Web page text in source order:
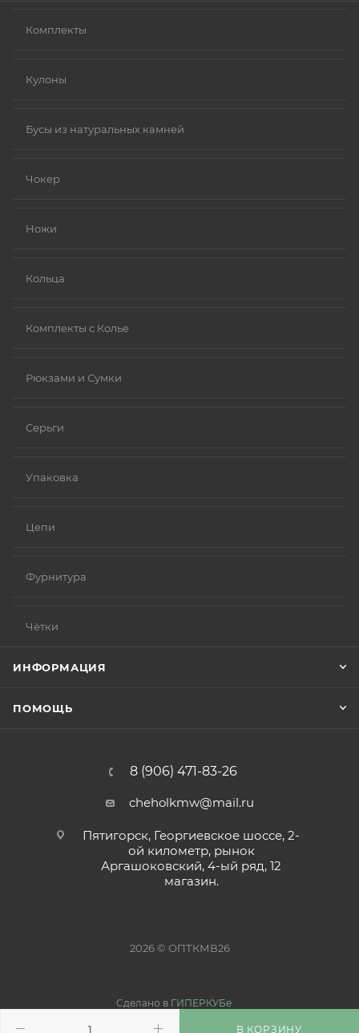
В КОРЗИНУ
Комплекты
Кулоны
Бусы из натуральных камней
Чокер
Ножи
Кольца
Комплекты с Колье
Рюкзами и Сумки
Серьги
Упаковка
Цепи
Фурнитура
Чётки
ИНФОРМАЦИЯ
ПОМОЩЬ
8 (906) 471-83-26
cheholkmw@mail.ru
Пятигорск, Георгиевское шоссе, 2-
ой километр, рынок
Аргашоковский, 4-ый ряд, 12
магазин.
2026 © ОПТКМВ26
Сделано в ГИПЕРКУБе